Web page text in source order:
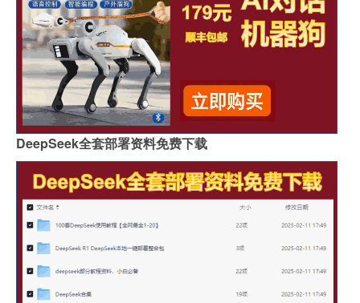
DeepSeek全套部署资料免费下载